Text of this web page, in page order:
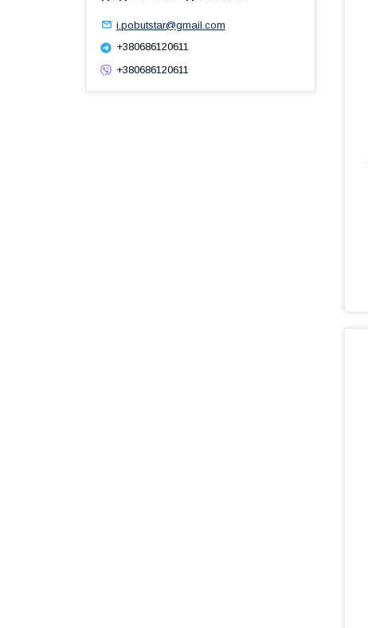
i.pobutstar@gmail.com
+380686120611
+380686120611